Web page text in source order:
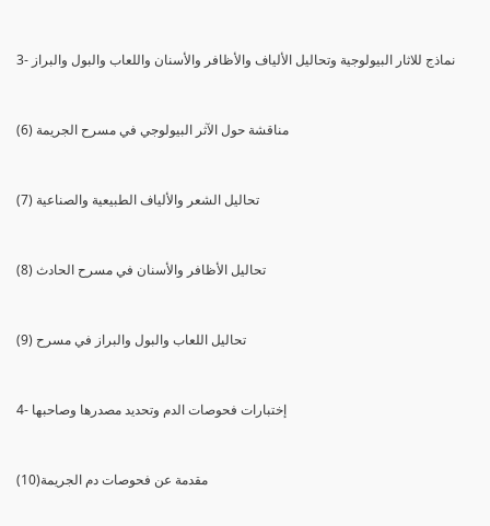
3- نماذج للاثار البيولوجية وتحاليل الألياف والأظافر والأسنان واللعاب والبول والبراز
(6) مناقشة حول الآثر البيولوجي في مسرح الجريمة
(7) تحاليل الشعر والألياف الطبيعية والصناعية
(8) تحاليل الأظافر والأسنان في مسرح الحادث
(9) تحاليل اللعاب والبول والبراز في مسرح
4- إختبارات فحوصات الدم وتحديد مصدرها وصاحبها
(10)مقدمة عن فحوصات دم الجريمة